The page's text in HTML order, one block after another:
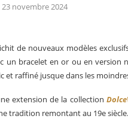
23 novembre 2024
de nouveaux modèles
un bracelet en or ou en version
et raffiné jusque dans les
extension de la collection
tradition remontant au 19e siècle.